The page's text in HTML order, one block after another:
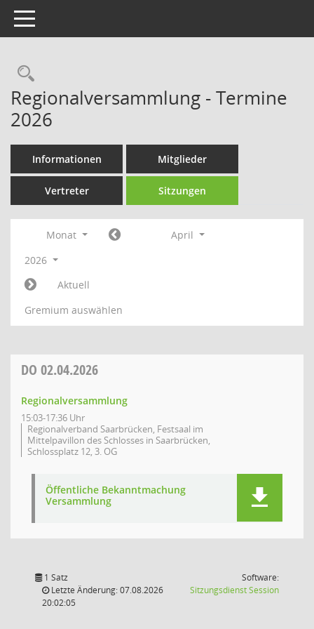
Toggle navigation
Rechercheauswahl
Regionalversammlung - Termine
2026
Informationen Mitglieder
Vertreter Sitzungen
Monat
April
2026
Aktuell
Gremium auswählen
DO 02.04.2026
Regionalversammlung
15:03-17:36 Uhr
Regionalverband Saarbrücken, Festsaal im
Mittelpavillon des Schlosses in Saarbrücken,
Schlossplatz 12, 3. OG
Öffentliche Bekanntmachung
Versammlung
1 Satz
Letzte Änderung: 07.08.2026
20:02:05
Software:
SitzungsdienstSession(Wird in